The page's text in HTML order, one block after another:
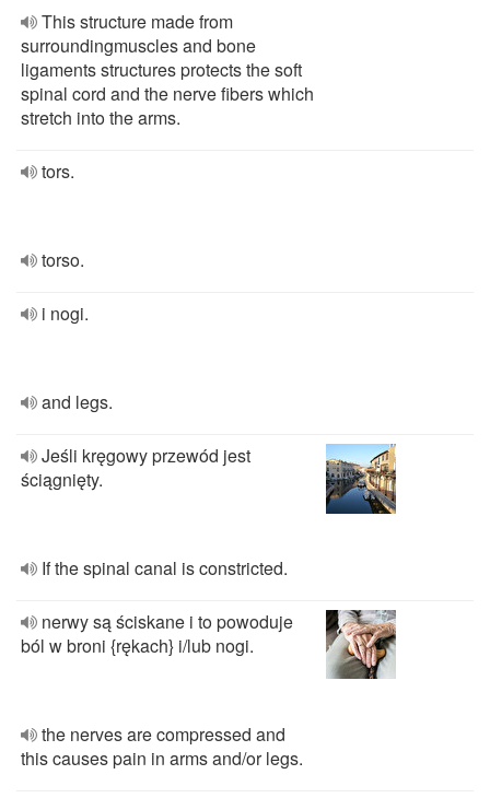
This structure made from
surroundingmuscles and bone
ligaments structures protects the soft
spinal cord and the nerve fibers which
stretch into the arms.
tors.
torso.
i nogi.
and legs.
Jeśli kręgowy przewód jest
ściągnięty.
If the spinal canal is constricted.
nerwy są ściskane i to powoduje
ból w broni {rękach} i/lub nogi.
the nerves are compressed and
this causes pain in arms and/or legs.